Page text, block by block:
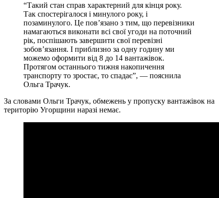
“Такий стан справ характерний для кінця року.
Так спостерігалося і минулого року, і
позаминулого. Це пов’язано з тим, що перевізники
намагаються виконати всі свої угоди на поточний
рік, поспішають завершити свої перевізні
зобов’язання. І приблизно за одну годину ми
можемо оформити від 8 до 14 вантажівок.
Протягом останнього тижня накопичення
транспорту то зростає, то спадає”, — пояснила
Ольга Трачук.
За словами Ольги Трачук, обмежень у пропуску вантажівок на
територію Угорщини наразі немає.